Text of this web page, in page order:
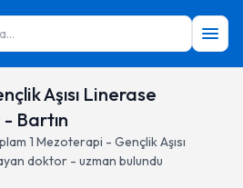
Aşısı Linerase
Bartın
1 Mezoterapi - Gençlik Aşısı
doktor - uzman bulundu